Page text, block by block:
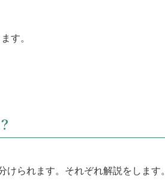
す。
られます。それぞれ解説をします。